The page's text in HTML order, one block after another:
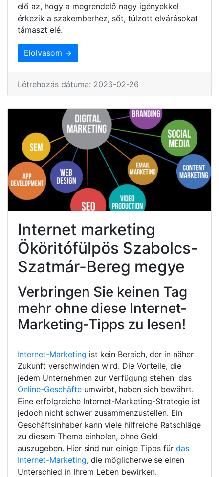
elő az, hogy a megrendelő nagy igényekkel
érkezik a szakemberhez, sőt, túlzott elvárásokat
támaszt elé.
Elolvasom →
Létrehozás dátuma: 2026-02-26
Internet marketing
Ököritófülpös Szabolcs-
Szatmár-Bereg megye
Verbringen Sie keinen Tag
mehr ohne diese Internet-
Marketing-Tipps zu lesen!
Internet-Marketing ist kein Bereich, der in näher
Zukunft verschwinden wird. Die Vorteile, die
jedem Unternehmen zur Verfügung stehen, das
Online-Geschäfte umwirbt, haben sich bewährt.
Eine erfolgreiche Internet-Marketing-Strategie ist
jedoch nicht schwer zusammenzustellen. Ein
Geschäftsinhaber kann viele hilfreiche Ratschläge
zu diesem Thema einholen, ohne Geld
auszugeben. Hier sind nur einige Tipps für das
Internet-Marketing, die möglicherweise einen
Unterschied in Ihrem Leben bewirken.